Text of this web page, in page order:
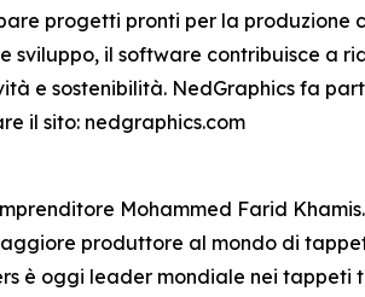
progetti pronti per la produzione
il software contribuisce a
e sostenibilità. NedGraphics fa
il sito: nedgraphics.com
Mohammed Farid
produttore al mondo di
è oggi leader mondiale nei